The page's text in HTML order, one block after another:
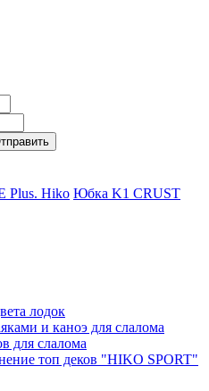
Plus. Hiko Юбка K1 CRUST
лодок
и каноэ для слалома
для слалома
топ деков "HIKO SPORT"